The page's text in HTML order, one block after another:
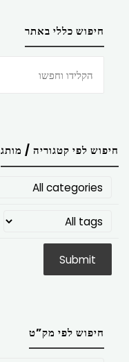
חיפוש כללי באתר
חיפוש לפי קטגוריה / מותג
חיפוש לפי מק”ט